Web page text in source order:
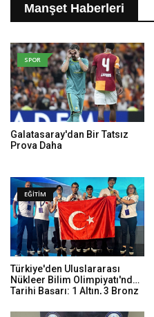
Manşet Haberleri
SPOR
Galatasaray'dan Bir Tatsız
Prova Daha
EĞİTİM
Türkiye'den Uluslararası
Nükleer Bilim Olimpiyatı'nda
Tarihi Başarı: 1 Altın, 3 Bronz